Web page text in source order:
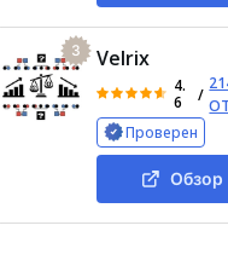
3 Velrix
4.
6
/
Проверен
Обзор